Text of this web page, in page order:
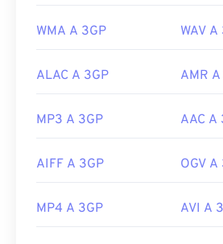
WMA A 3GP WAV A
ALAC A 3GP AMR
MP3 A 3GP AAC A
AIFF A 3GP OGV A
MP4 A 3GP AVI A